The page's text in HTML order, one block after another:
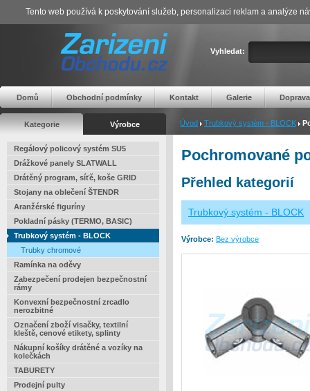
Vyhledat:
Domů Obchodní podmínky Kontakt Galerie Doprava
Kategorie Výrobce Úvod Trubkový systém - BLOCK
Regálový policový systém SU5
Drážkové panely SLATWALL
Drátěný program, síťě, koše GRID
Stojany na oblečení ŠTENDR
Aranžérské figuríny
Pokladní pásky (TERMO, BASIC)
Trubkový systém - BLOCK
Trubky chromové
Ramínka na oděvy
Zabezpečení prodejen bezpečnostní
rámy
Konvexní bezpečnostní zrcadlo
nerozbitné
Označení zboží visačky, textilní
kleště, cenové etikety, splinty
Nákupní košíky drátěné a vozíky na
kolečkách
TABURETY
Prodejní pulty
Pochromované
Přehled kategorií
Trubkový systém - BLOCK
Výrobce: Bez výrobce
Tento web používá k poskytování služeb, personalizaci reklam a analýze